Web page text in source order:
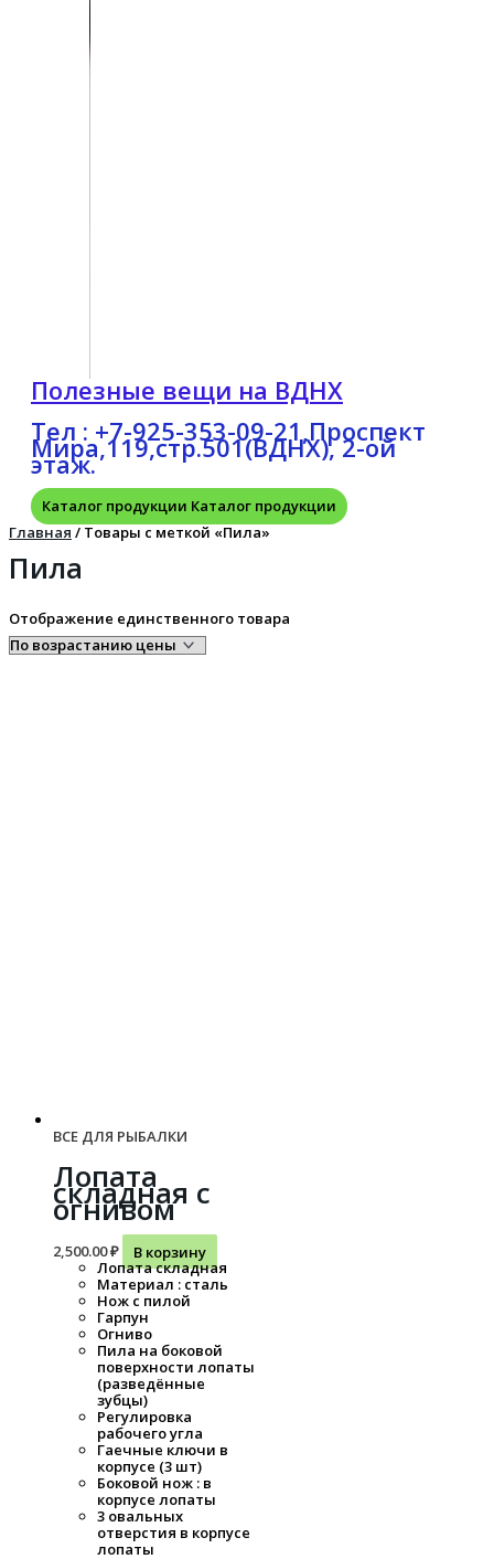
Полезные вещи на ВДНХ
Тел : +7-925-353-09-21,Проспект
Мира,119,стр.501(ВДНХ), 2-ой
этаж.
Каталог продукции Каталог продукции
Главная / Товары с меткой «Пила»
Пила
Отображение единственного товара
ВСЕ ДЛЯ РЫБАЛКИ
Лопата
складная с
огнивом
2,500.00₽
В корзину
Лопата складная
Материал : сталь
Нож с пилой
Гарпун
Огниво
Пила на боковой
поверхности лопаты
(разведённые
зубцы)
Регулировка
рабочего угла
Гаечные ключи в
корпусе (3 шт)
Боковой нож : в
корпусе лопаты
3 овальных
отверстия в корпусе
лопаты